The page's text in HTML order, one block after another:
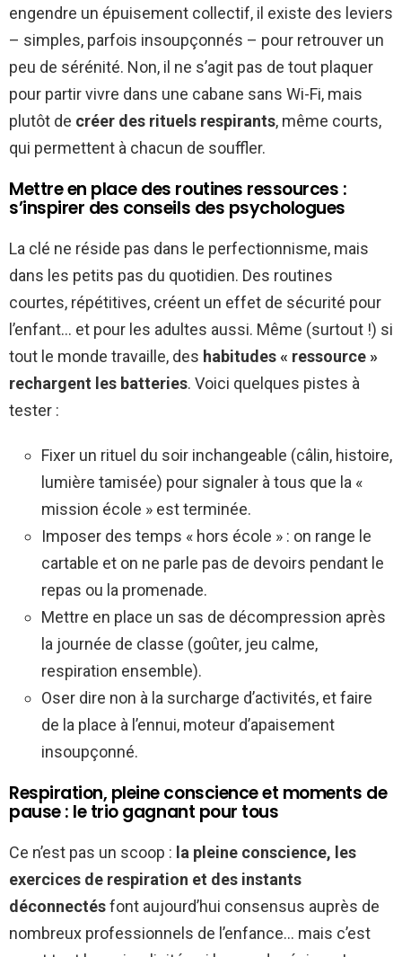
engendre un épuisement collectif, il existe des leviers
– simples, parfois insoupçonnés – pour retrouver un
peu de sérénité. Non, il ne s’agit pas de tout plaquer
pour partir vivre dans une cabane sans Wi-Fi, mais
plutôt de créer des rituels respirants, même courts,
qui permettent à chacun de souffler.
Mettre en place des routines ressources :
s’inspirer des conseils des psychologues
La clé ne réside pas dans le perfectionnisme, mais
dans les petits pas du quotidien. Des routines
courtes, répétitives, créent un effet de sécurité pour
l’enfant… et pour les adultes aussi. Même (surtout !) si
tout le monde travaille, des habitudes « ressource »
rechargent les batteries. Voici quelques pistes à
tester :
Fixer un rituel du soir inchangeable (câlin, histoire,
lumière tamisée) pour signaler à tous que la «
mission école » est terminée.
Imposer des temps « hors école » : on range le
cartable et on ne parle pas de devoirs pendant le
repas ou la promenade.
Mettre en place un sas de décompression après
la journée de classe (goûter, jeu calme,
respiration ensemble).
Oser dire non à la surcharge d’activités, et faire
de la place à l’ennui, moteur d’apaisement
insoupçonné.
Respiration, pleine conscience et moments de
pause : le trio gagnant pour tous
Ce n’est pas un scoop : la pleine conscience, les
exercices de respiration et des instants
déconnectésfont aujourd’hui consensus auprès de
nombreux professionnels de l’enfance… mais c’est